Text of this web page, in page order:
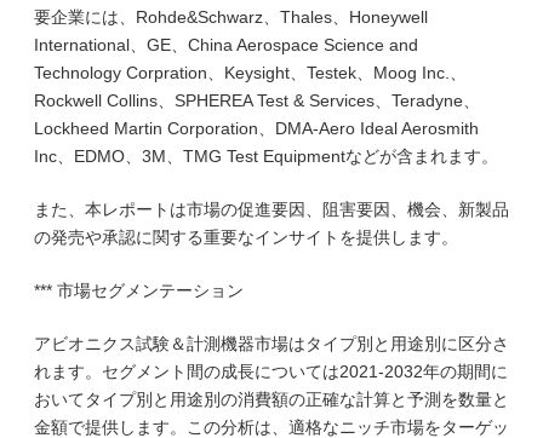
要企業には、Rohde&Schwarz、Thales、Honeywell
International、GE、China Aerospace Science and
Technology Corpration、Keysight、Testek、Moog Inc.、
Rockwell Collins、SPHEREA Test & Services、Teradyne、
Lockheed Martin Corporation、DMA-Aero Ideal Aerosmith
Inc、EDMO、3M、TMG Test Equipmentなどが含まれます。
また、本レポートは市場の促進要因、阻害要因、機会、新製品
の発売や承認に関する重要なインサイトを提供します。
*** 市場セグメンテーション
アビオニクス試験＆計測機器市場はタイプ別と用途別に区分さ
れます。セグメント間の成長については2021-2032年の期間に
おいてタイプ別と用途別の消費額の正確な計算と予測を数量と
金額で提供します。この分析は、適格なニッチ市場をターゲッ